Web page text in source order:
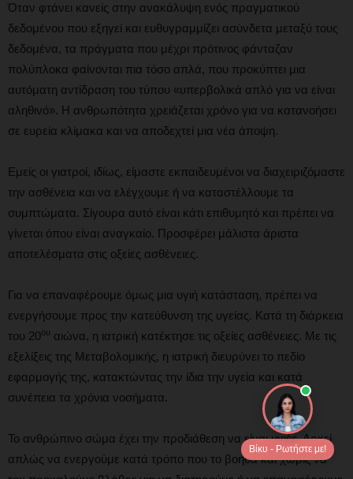
Όταν φτάνει κανείς στην ανακάλυψη ενός πραγματικού
δεδομένου που εξηγεί και ευθυγραμμίζει ασύνδετα μεταξύ τους
δεδομένα, τα πράγματα που μέχρι πρότινος φάνταζαν
πολύπλοκα φαίνονται πια τόσο απλά, που προκύπτει μια
αυτόματη αντίδραση του τύπου «υπερβολικά απλό για να είναι
αληθινό». Η ανθρωπότητα χρειάζεται χρόνο για να κατανοήσει
σε ευρεία κλίμακα και να αποδεχτεί μια νέα άποψη.
Εμείς οι γιατροί, ιδίως, είμαστε εκπαιδευμένοι να διαχειριζόμαστε
την ασθένεια και να ελέγχουμε ή να καταστέλλουμε τα
συμπτώματα. Σίγουρα αυτό είναι κάτι επιθυμητό και πρέπει να
γίνεται όπου είναι αναγκαίο. Προσφέρει μάλιστα άριστα
αποτελέσματα στις οξείες ασθένειες.
Για να επαναφέρουμε όμως μια υγιή κατάσταση, πρέπει να
ενεργήσουμε προς την κατεύθυνση της υγείας. Κατά τη διάρκεια
του 20ου αιώνα, η ιατρική κατέκτησε τις οξείες ασθένειες. Με τις
εξελίξεις της Μεταβολομικής, η ιατρική διευρύνει το πεδίο
εφαρμογής της, κατακτώντας την ίδια την υγεία και κατά
συνέπεια τα χρόνια νοσήματα.
Το ανθρώπινο σώμα έχει την προδιάθεση να είναι υγιές. Αρκεί
απλώς να ενεργούμε κατά τρόπο που το βοηθά και χωρίς να
Βίκυ - Ρωτήστε με!